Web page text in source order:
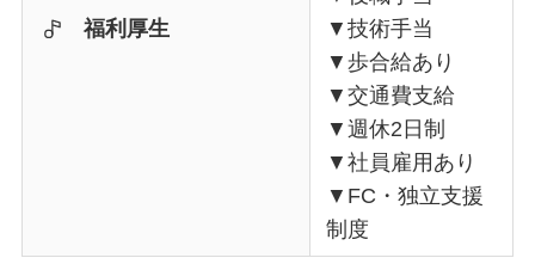
福利厚生
▼技術手当
▼歩合給あり
▼交通費支給
▼週休2日制
▼社員雇用あり
▼FC・独立支援
制度